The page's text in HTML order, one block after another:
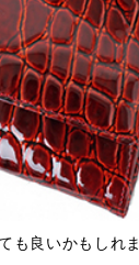
も良いかもしれま